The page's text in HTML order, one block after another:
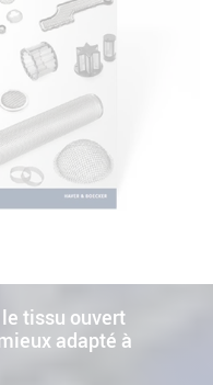
tissu ouvert
adapté à